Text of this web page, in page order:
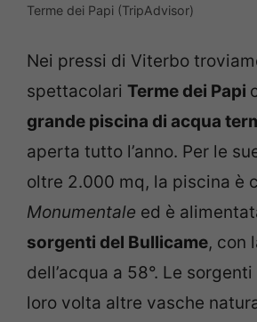
Terme dei Papi (TripAdvisor)
Nei pressi di Viterbo
spettacolari Terme dei Papi
grande piscina di acqua
aperta tutto l’anno. Per le
oltre 2.000 mq, la piscina è
Monumentale ed è
sorgenti del Bullicame, con
dell’acqua a 58°. Le
loro volta altre vasche